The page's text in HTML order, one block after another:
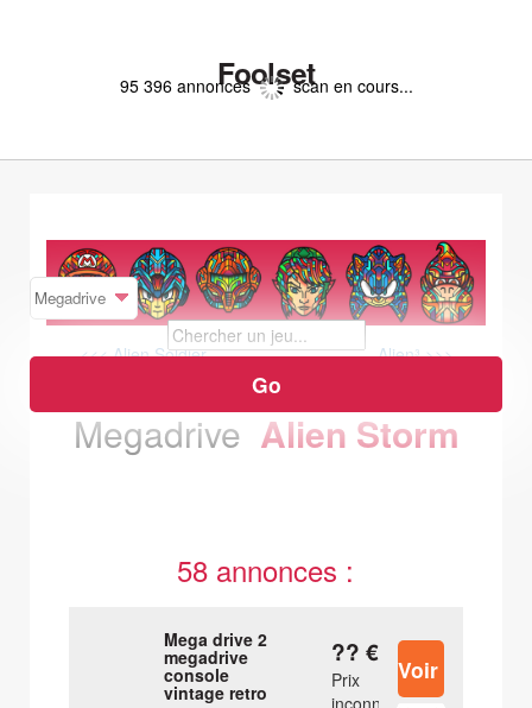
Foolset
95 396 annonces scan en cours...
<<< Alien Soldier Alien³ >>>
Megadrive Alien Storm
58 annonces :
Mega drive 2
megadrive
console
vintage retro
?? €
Prix